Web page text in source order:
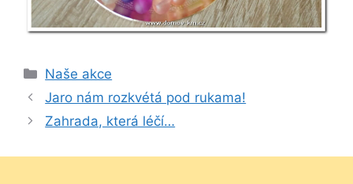
Rubriky
Naše akce
Jaro nám rozkvétá pod rukama!
Zahrada, která léčí…